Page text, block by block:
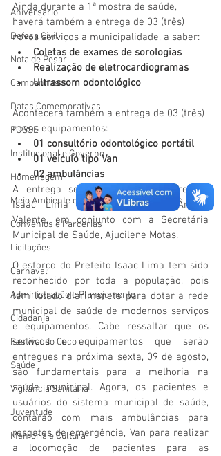
Aniversário
Defesa Civil
Nota de Pesar
Campanhas
Datas Comemorativas
POSSE
Institucional e Governo
Homenagem
Meio Ambiente e Turismo
Convênios e Parcerias
Licitações
Carnaval
Administração e Planejamento
Cidadania
Festival do Coco
Saúde
Vigilãncia Sanitária
Juventude
Memória e Cultura
Ainda durante a 1ª mostra de saúde,
haverá também a entrega de 03 (três)
novos serviços a municipalidade, a saber:
Coletas de exames de sorologias
Realização de eletrocardiogramas
Ultrassom odontológico
Acontecerá também a entrega de 03 (três)
novos equipamentos:
01 consultório odontológico portátil
01 veículo tipo Van
02 ambulâncias
A entrega será realizada pelo Prefeito
Isaac Lima e a vice-prefeita Ângela
Valente, em conjunto com a Secretária
Municipal de Saúde, Ajucilene Motas.
O esforço do Prefeito Isaac Lima tem sido
reconhecido por toda a população, pois
tem lutado diarimanete para dotar a rede
municipal de saúde de modernos serviços
e equipamentos. Cabe ressaltar que os
serviços e equipamentos que serão
entregues na próxima sexta, 09 de agosto,
são fundamentais para a melhoria na
saúde municipal. Agora, os pacientes e
usuários do sistema municipal de saúde,
contarão com mais ambulâncias para
resgates de emergência, Van para realizar
a locomoção de pacientes para as